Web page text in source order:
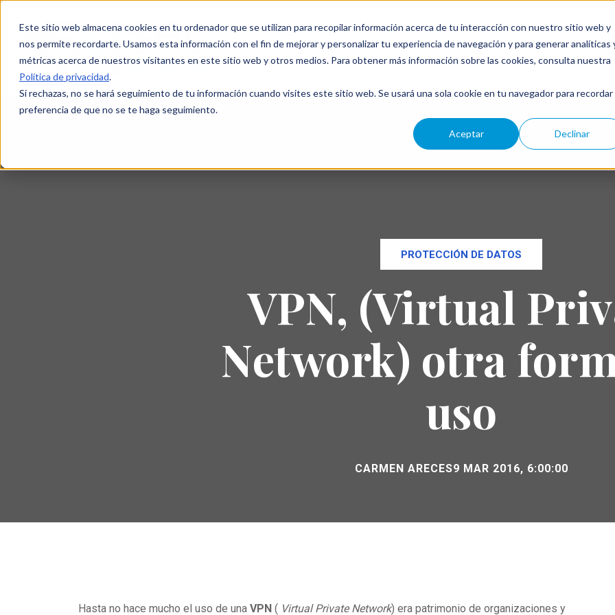
Este sitio web almacena cookies en tu ordenador que se utilizan para recopilar información acerca de tu interacción con nuestro sitio web y
nos permite recordarte. Usamos esta información con el fin de mejorar y personalizar tu experiencia de navegación y para generar analíticas
métricas acerca de nuestros visitantes en este sitio web y otros medios. Para obtener más información sobre las cookies, consulta nuestra
Política de privacidad.
Si rechazas, no se hará seguimiento de tu información cuando visites este sitio web. Se usará una sola cookie en tu navegador para
preferencia de que no se te haga seguimiento.
Aceptar Declinar
←
PROTECCIÓN DE DATOS
VPN, (Virtual
Network) otra
uso
CARMEN ARECES9 MAR 2016, 6:00:00
Hasta no hace mucho el uso de una VPN ( Virtual Private Network) era patrimonio de organizaciones y